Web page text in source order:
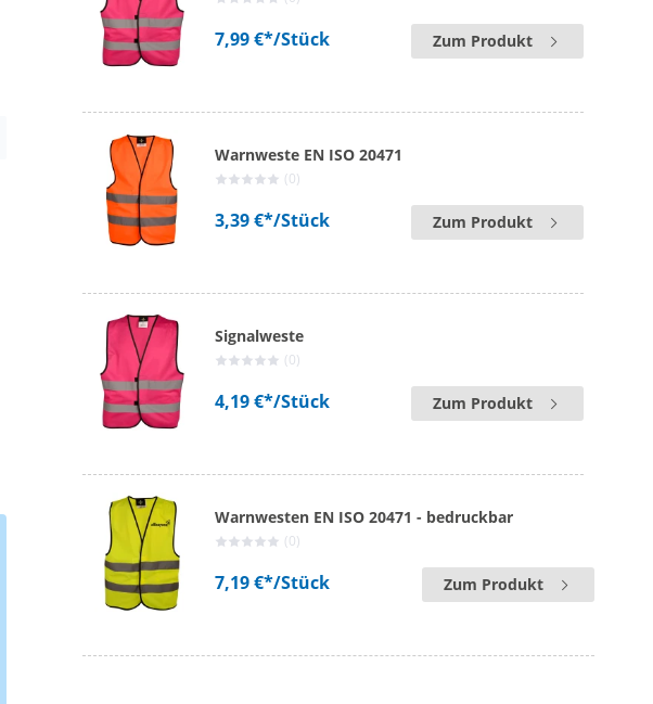
7,99 €*/Stück Zum Produkt
Warnweste EN ISO 20471
(0)
3,39 €*/Stück Zum Produkt
Signalweste
(0)
4,19 €*/Stück Zum Produkt
Warnwesten EN ISO 20471 - bedruckbar
(0)
7,19 €*/Stück Zum Produkt